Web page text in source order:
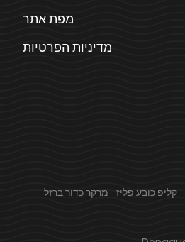
מפת אתר
מדיניות הפרטיות
קליפ כובע פליז מרקר כדור ברזל